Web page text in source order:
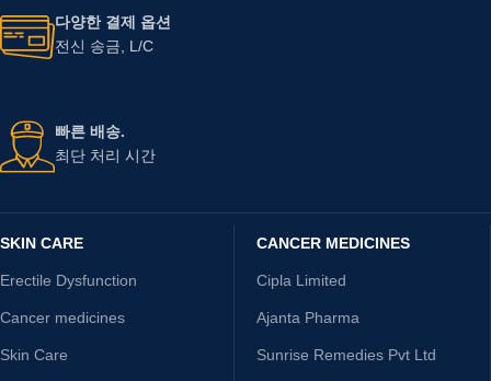
다양한 결제 옵션
전신 송금, L/C
빠른 배송.
최단 처리 시간
SKIN CARE
Erectile Dysfunction
Cancer medicines
Skin Care
CANCER MEDICINES
Cipla Limited
Ajanta Pharma
Sunrise Remedies Pvt Ltd